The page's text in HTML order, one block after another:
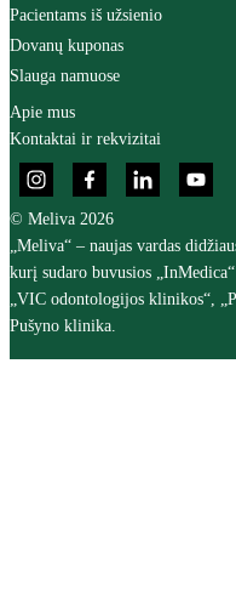
Pacientams iš užsienio
Dovanų kuponas
Slauga namuose
Apie mus
Kontaktai ir rekvizitai
© Meliva 2026
„Meliva“ – naujas vardas
kurį sudaro buvusios
„VIC odontologijos klinikos“,
Pušyno klinika.